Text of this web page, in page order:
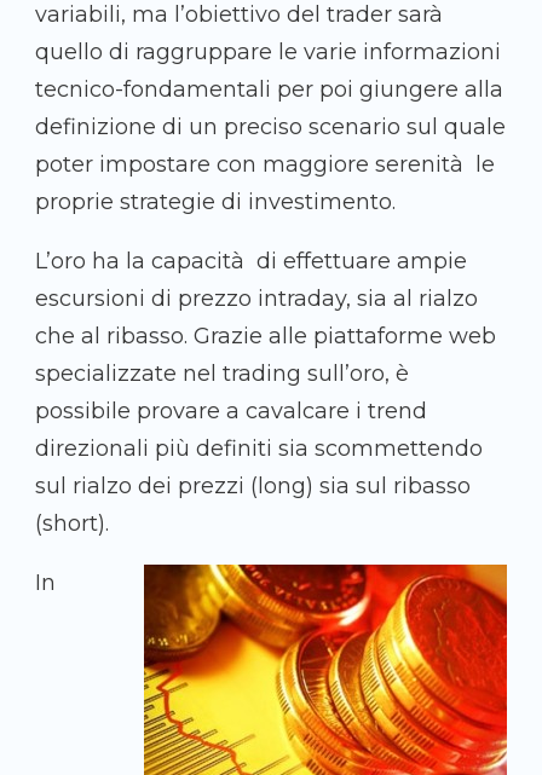
variabili, ma l’obiettivo del trader sarà
quello di raggruppare le varie informazioni
tecnico-fondamentali per poi giungere alla
definizione di un preciso scenario sul quale
poter impostare con maggiore serenità le
proprie strategie di investimento.
L’oro ha la capacità di effettuare ampie
escursioni di prezzo intraday, sia al rialzo
che al ribasso. Grazie alle piattaforme web
specializzate nel trading sull’oro, è
possibile provare a cavalcare i trend
direzionali più definiti sia scommettendo
sul rialzo dei prezzi (long) sia sul ribasso
(short).
In